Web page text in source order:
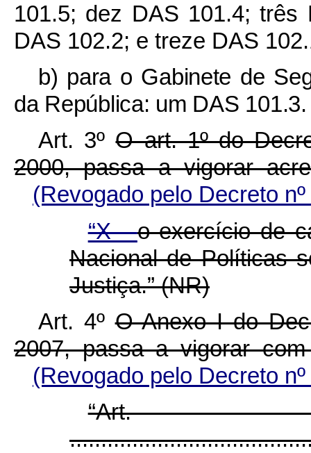
101.5; dez DAS 101.4;
DAS 102.2; e treze DAS
b) para o Gabinete de
da República: um DAS 101.3.
Art. 3ºO art. 1º do
2000, passa a vigorar
(Revogado pelo Decreto
“X -o exercício de
Nacional de Políticas
Justiça.” (NR)
Art. 4ºO Anexo I do
2007, passa a vigorar
(Revogado pelo Decreto